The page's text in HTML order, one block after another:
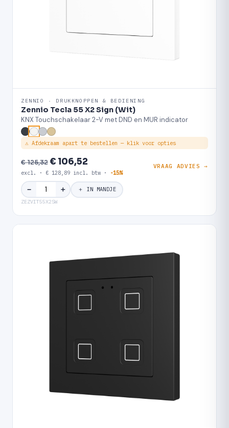
ZENNIO · DRUKKNOPPEN & BEDIENING
Zennio Tecla 55 X2 Sign (Wit)
KNX Touchschakelaar 2-V met DND en MUR indicator
⚠ Afdekraam apart te bestellen — klik voor opties
€ 125,32€ 106,52
excl. · € 128,89 incl. btw · -15%
VRAAG ADVIES →
− ＋ ＋ IN MANDJE
ZEZVIT55X2SW